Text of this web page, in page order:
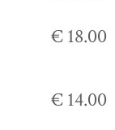
€ 18.00
€ 14.00